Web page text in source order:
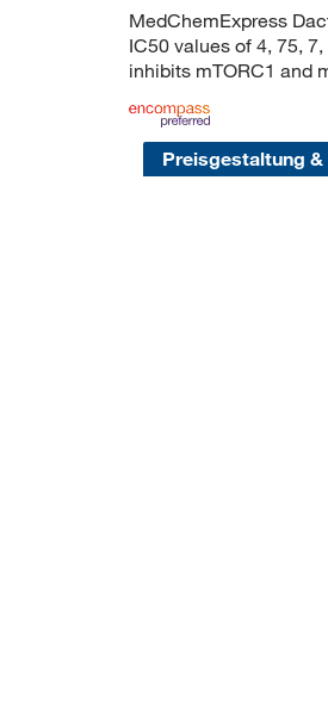
MedChemExpress
IC50 values of 4, 75,
inhibits mTORC1 and
Preisgestaltung